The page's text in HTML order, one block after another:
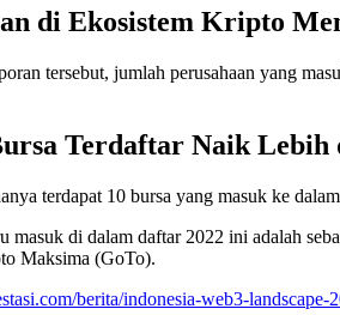
di Ekosistem Kripto
tersebut, jumlah perusahaan yang
Terdaftar Naik
terdapat 10 bursa yang masuk ke
masuk di dalam daftar 2022 ini adalah
Maksima (GoTo).
berita/indonesia-web3-landscape-